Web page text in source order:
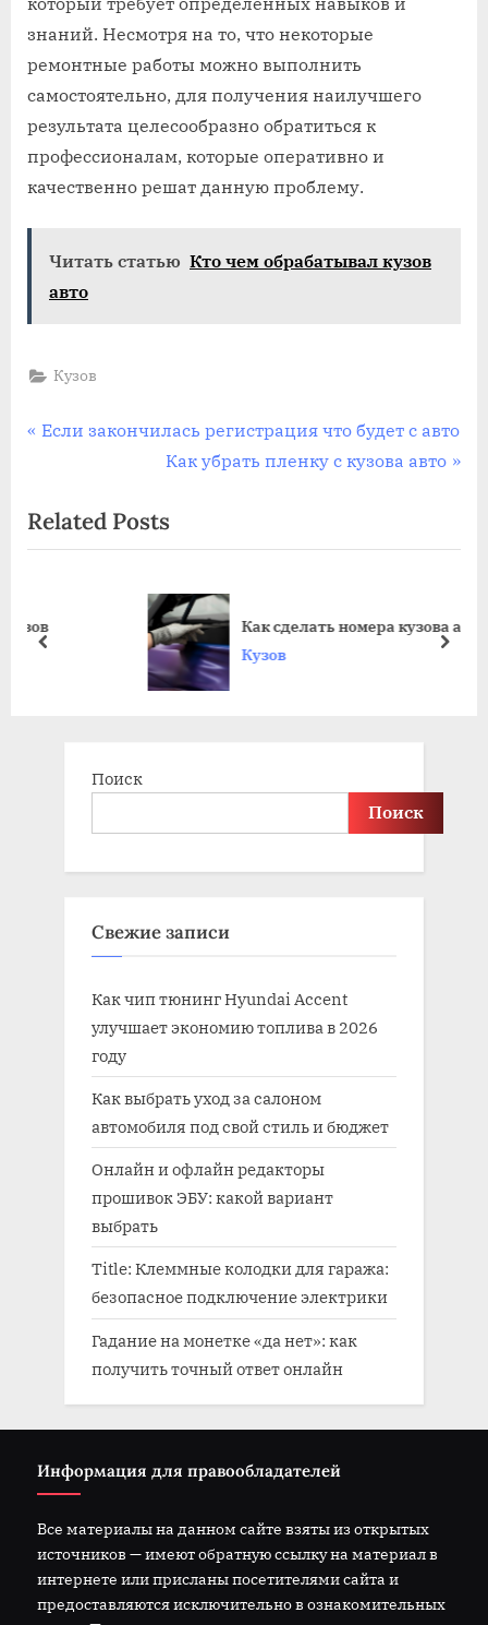
знаний. Несмотря на то, что некоторые
ремонтные работы можно выполнить
самостоятельно, для получения наилучшего
результата целесообразно обратиться к
профессионалам, которые оперативно и
качественно решат данную проблему.
Читать статью Кто чем обрабатывал кузов
авто
Кузов
Навигация
записям
P
v
i
s
Если закончилась регистрация что будет с авто
N
x
t
o
s
t
Как убрать пленку с кузова авто
Related Posts
Как сделать номера кузова авто
Кузов
prev next
Поиск
Поиск
Свежие записи
Как чип тюнинг Hyundai Accent
улучшает экономию топлива в 2026
году
Как выбрать уход за салоном
автомобиля под свой стиль и бюджет
Онлайн и офлайн редакторы
прошивок ЭБУ: какой вариант
выбрать
Title: Клеммные колодки для гаража:
безопасное подключение электрики
Гадание на монетке «да нет»: как
получить точный ответ онлайн
Информация для правообладателей
Все материалы на данном сайте взяты из открытых
источников — имеют обратную ссылку на материал в
интернете или присланы посетителями сайта и
предоставляются исключительно в ознакомительных